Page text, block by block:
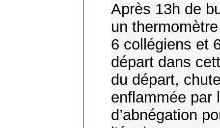
Après 13h de
un
6 collégiens et
départ dans
du départ,
enflammée par
d’abnégation